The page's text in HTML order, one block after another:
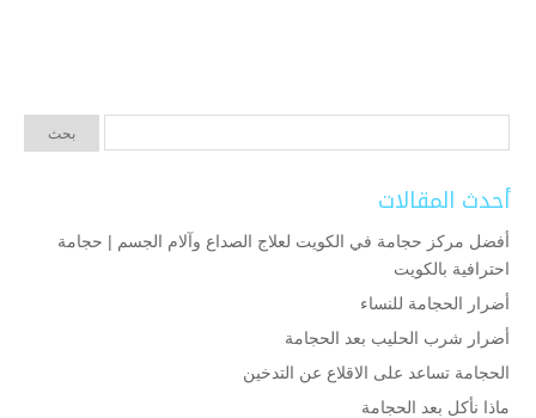
أحدث المقالات
أفضل مركز حجامة في الكويت لعلاج الصداع وآلام الجسم | حجامة
احترافية بالكويت
أضرار الحجامة للنساء
أضرار شرب الحليب بعد الحجامة
الحجامة تساعد على الاقلاع عن التدخين
ماذا نأكل بعد الحجامة